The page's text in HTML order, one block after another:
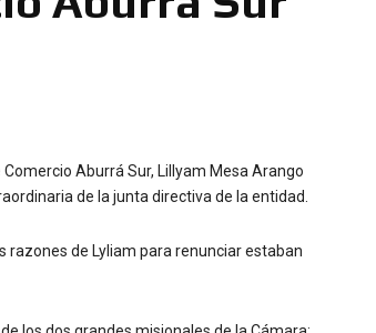
Aburrá Sur, Lillyam Mesa Arango
de la junta directiva de la entidad.
razones de Lyliam para renunciar estaban